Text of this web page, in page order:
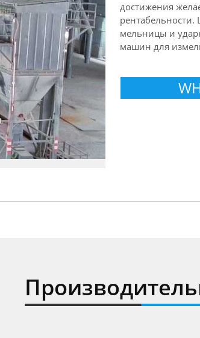
достижения
мельницы и
машин для